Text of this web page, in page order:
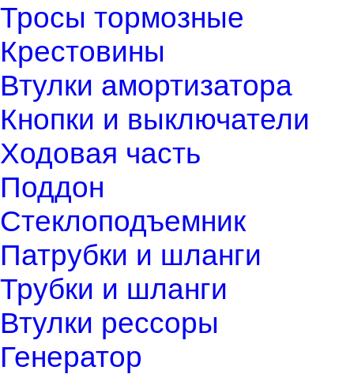
Тросы тормозные
Крестовины
Втулки амортизатора
Кнопки и выключатели
Ходовая часть
Поддон
Стеклоподъемник
Патрубки и шланги
Трубки и шланги
Втулки рессоры
Генератор